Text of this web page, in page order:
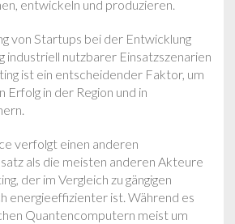
entwickeln und produzieren.
von Startups bei der Entwicklung
industriell nutzbarer Einsatzszenarien
ist ein entscheidender Faktor, um
in der Region und in
verfolgt einen anderen
als die meisten anderen Akteure
der im Vergleich zu gängigen
energieeffizienter ist. Während es
Quantencomputern meist um